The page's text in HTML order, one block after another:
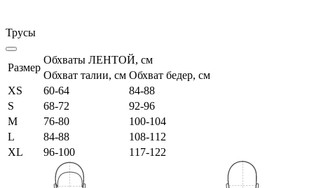
Трусы
Размер
Обхваты ЛЕНТОЙ, см
Обхват талии, см Обхват бедер, см
XS
60-64
84-88
S
68-72
92-96
M
76-80
100-104
L
84-88
108-112
XL
96-100 117-122